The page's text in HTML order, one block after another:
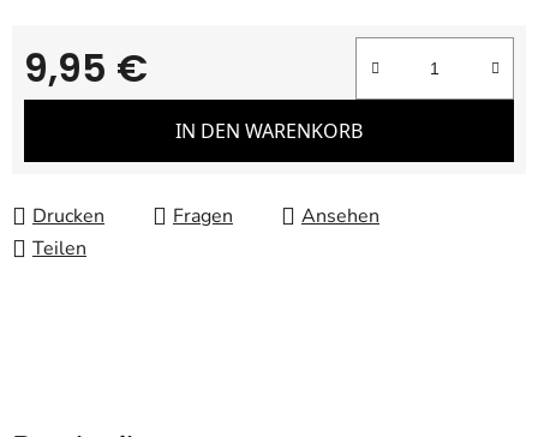
9,95 €
Verkaufspreis:
IN DEN WARENKORB
Drucken Fragen
Ansehen
Teilen